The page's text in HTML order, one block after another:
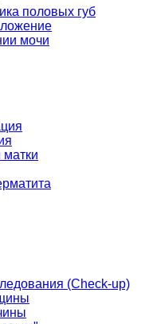
половых губ
мочи
(Check-up)